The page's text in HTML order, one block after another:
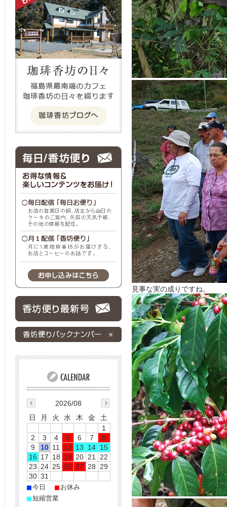
見事な実の成りですね。
2026/08
日
月 火 水 木 金
土
1
2
3 4 5 6 7
8
9
10 11 12 13 14 15
16 17 18 19 20 21
22
23 24 25 26 27 28
29
30 31
■今日 ■ お休み
■短縮営業